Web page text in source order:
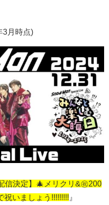
3月時点)
信決定】🎄メリクリ&㊗️200
祝いましょう!!!!!!!!! 』